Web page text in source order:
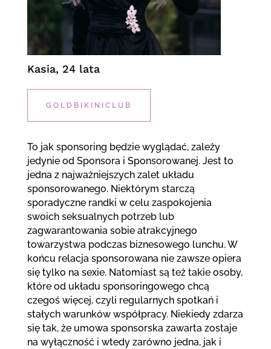
Kasia, 24 lata
GOLDBIKINICLUB
To jak sponsoring będzie wyglądać, zależy
jedynie od Sponsora i Sponsorowanej. Jest to
jedna z najważniejszych zalet układu
sponsorowanego. Niektórym starczą
sporadyczne randki w celu zaspokojenia
swoich seksualnych potrzeb lub
zagwarantowania sobie atrakcyjnego
towarzystwa podczas biznesowego lunchu. W
końcu relacja sponsorowana nie zawsze opiera
się tylko na sexie. Natomiast są też takie osoby,
które od układu sponsoringowego chcą
czegoś więcej, czyli regularnych spotkań i
stałych warunków współpracy. Niekiedy zdarza
się tak, że umowa sponsorska zawarta zostaje
na wyłączność i wtedy zarówno jedna, jak i